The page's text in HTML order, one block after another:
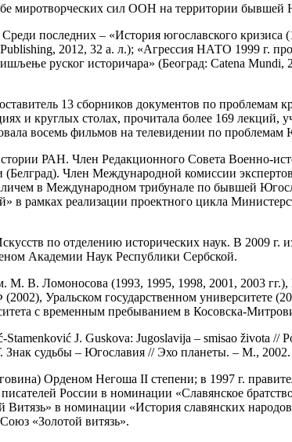
миротворческих сил ООН на территории бывшей
последних – «История югославского кризиса
2012, 32 а. л.); «Агрессия НАТО 1999 г.
руског историчара» (Београд: Catena Mundi,
13 сборников документов по проблемам
и круглых столах, прочитала более 169 лекций,
восемь фильмов на телевидении по проблемам
РАН. Член Редакционного Совета Военно-
Член Международной комиссии
в Международном трибунале по бывшей
рамках реализации проектного цикла
по отделению исторических наук. В 2009 г.
Академии Наук Республики Сербской.
В. Ломоносова (1993, 1995, 1998, 2001, 2003
Уральском государственном университете
с временным пребыванием в Косовска-
J. Guskova: Jugoslavija – smisao života //
Знак судьбы – Югославия // Эхо планеты. – М.,
Орденом Негоша II степени; в 1997 г.
России в номинации «Славянское
Витязь» в номинации «История славянских
«Золотой витязь».